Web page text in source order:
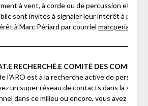
à vent, à corde ou de percussion et qui
sont invités à signaler leur intérêt à
à Marc Périard par courriel
RECHERCHÉ.E COMITÉ DES
l’ARO est à la recherche active de
un super réseau de contacts dans la
dans ce milieu ou encore, vous avez